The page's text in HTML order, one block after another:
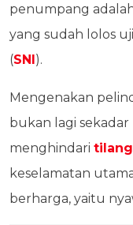
penumpang
yang sudah lolos
(SNI).
Mengenakan
bukan lagi
menghindari tilang
keselamatan
berharga, yaitu